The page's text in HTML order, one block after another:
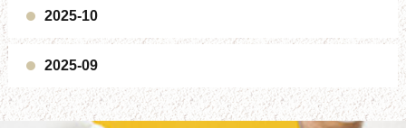
2025-10
2025-09